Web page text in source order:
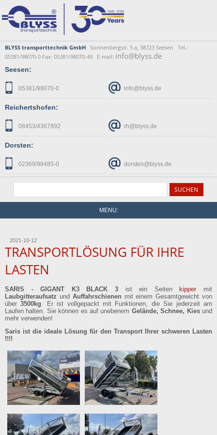
BLYSS transporttechnik GmbH Sonnenbergstr. 5 a, 38723 Seesen Tel.:
05381/98070-0 Fax: 05381/98070-49 E-mail: info@blyss.de
Seesen:
05381/98070-0 info@blyss.de
Reichertshofen:
08453/4367892 rh@blyss.de
Dorsten:
02369/98485-0 dorsten@blyss.de
MENU:
2021-10-12
TRANSPORTLÖSUNG FÜR IHRE
LASTEN
SARIS - GIGANT K3 BLACK 3 ist ein Seiten kipper mit
Laubgitteraufsatz und Auffahrschienen mit einem Gesamtgewicht von
über3500kg . Er ist vollgepackt mit Funktionen, die Sie jederzeit am
Laufen halten. Sie können es auf unebenem Gelände, Schnee, Kiesund
mehr verwenden!
Saris ist die ideale Lösung für den Transport Ihrer schweren Lasten
!!!!